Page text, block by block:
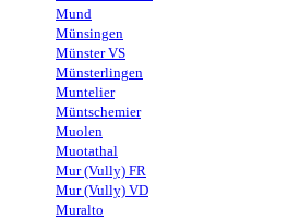
Mund
Münsingen
Münster VS
Münsterlingen
Muntelier
Müntschemier
Muolen
Muotathal
Mur (Vully) FR
Mur (Vully) VD
Muralto